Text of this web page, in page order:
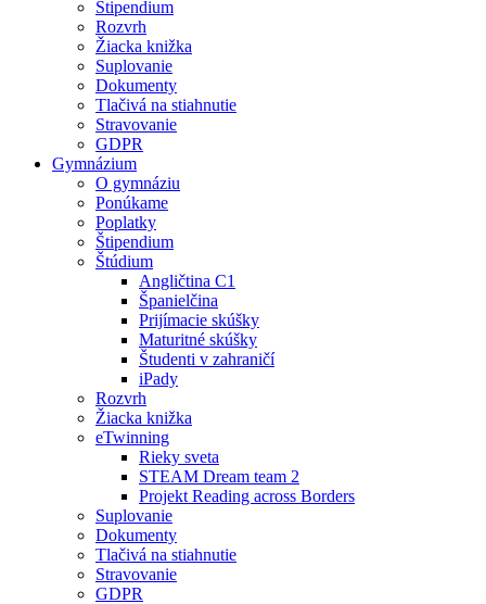
Štipendium
Rozvrh
Žiacka knižka
Suplovanie
Dokumenty
Tlačivá na stiahnutie
Stravovanie
GDPR
Gymnázium
O gymnáziu
Ponúkame
Poplatky
Štipendium
Štúdium
Angličtina C1
Španielčina
Prijímacie skúšky
Maturitné skúšky
Študenti v zahraničí
iPady
Rozvrh
Žiacka knižka
eTwinning
Rieky sveta
STEAM Dream team 2
Projekt Reading across Borders
Suplovanie
Dokumenty
Tlačivá na stiahnutie
Stravovanie
GDPR